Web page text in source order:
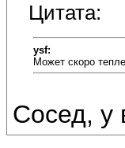
Цитата:
ysf:
Может скоро
Сосед, у